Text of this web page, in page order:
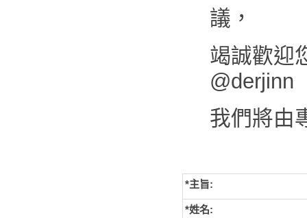
議，
竭誠歡迎
@derjinn
我們將由
*主旨:
*姓名: